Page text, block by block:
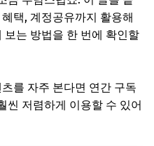
택, 계정공유까지 활용해
는 방법을 한 번에 확인할
를 자주 본다면 연간 구독
씬 저렴하게 이용할 수 있어